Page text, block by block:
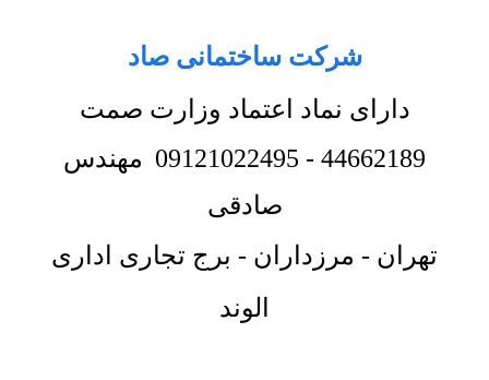
شرکت ساختمانی صاد
دارای نماد اعتماد وزارت صمت
44662189
-
09121022495 مهندس
صادقی
تهران - مرزداران - برج تجاری اداری
الوند